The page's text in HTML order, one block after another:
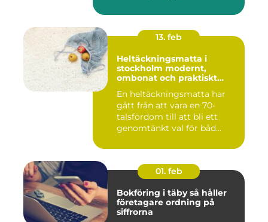
13. feb
Heltäckningsmatta i
stockholm modernt,
ombonat och praktiskt
En heltäckningsmatta har
gått från att vara en 70-
talsfördom till att bli ett
genomtänkt val för båd...
01. feb
Bokföring i täby så håller
företagare ordning på
siffrorna